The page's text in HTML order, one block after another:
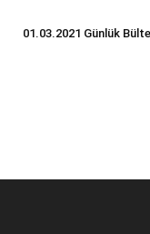
01.03.2021 Günlük